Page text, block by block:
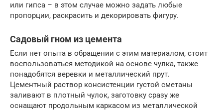
или гипса – в этом случае можно задать любые
пропорции, раскрасить и декорировать фигуру.
Садовый гном из цемента
Если нет опыта в обращении с этим материалом, стоит
воспользоваться методикой на основе чулка, также
понадобятся веревки и металлический прут.
Цементный раствор консистенции густой сметаны
заливают в плотный чулок, заготовку сразу же
оснащают продольным каркасом из металлической